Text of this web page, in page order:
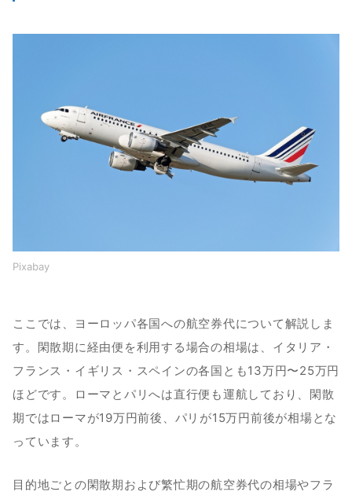
Pixabay
ここでは、ヨーロッパ各国への航空券代について解説しま
す。閑散期に経由便を利用する場合の相場は、イタリア・
フランス・イギリス・スペインの各国とも13万円〜25万円
ほどです。ローマとパリへは直行便も運航しており、閑散
期ではローマが19万円前後、パリが15万円前後が相場とな
っています。
目的地ごとの閑散期および繁忙期の航空券代の相場やフラ